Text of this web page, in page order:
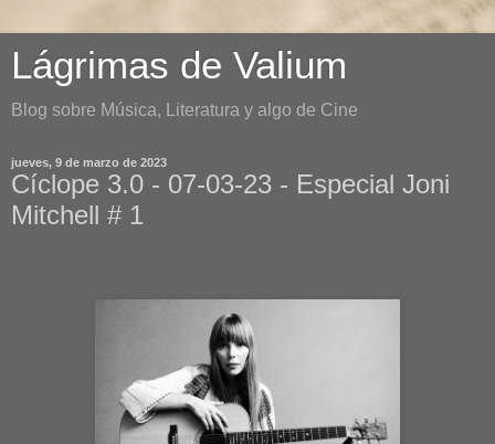
Lágrimas de Valium
Blog sobre Música, Literatura y algo de Cine
jueves, 9 de marzo de 2023
Cíclope 3.0 - 07-03-23 - Especial Joni
Mitchell # 1